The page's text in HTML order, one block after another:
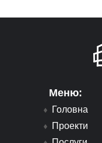
Меню:
Головна
Проекти